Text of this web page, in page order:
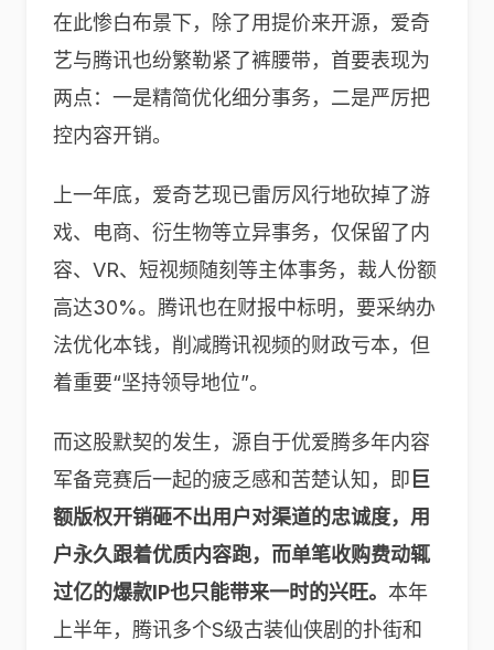
在此惨白布景下，除了用提价来开源，爱奇
艺与腾讯也纷繁勒紧了裤腰带，首要表现为
两点：一是精简优化细分事务，二是严厉把
控内容开销。
上一年底，爱奇艺现已雷厉风行地砍掉了游
戏、电商、衍生物等立异事务，仅保留了内
容、VR、短视频随刻等主体事务，裁人份额
高达30%。腾讯也在财报中标明，要采纳办
法优化本钱，削减腾讯视频的财政亏本，但
着重要“坚持领导地位”。
而这股默契的发生，源自于优爱腾多年内容
军备竞赛后一起的疲乏感和苦楚认知，即 巨
额版权开销砸不出用户对渠道的忠诚度，用
户永久跟着优质内容跑，而单笔收购费动辄
过亿的爆款IP也只能带来一时的兴旺。 本年
上半年，腾讯多个S级古装仙侠剧的扑街和